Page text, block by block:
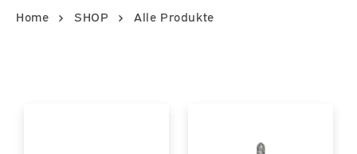
Home SHOP Alle Produkte